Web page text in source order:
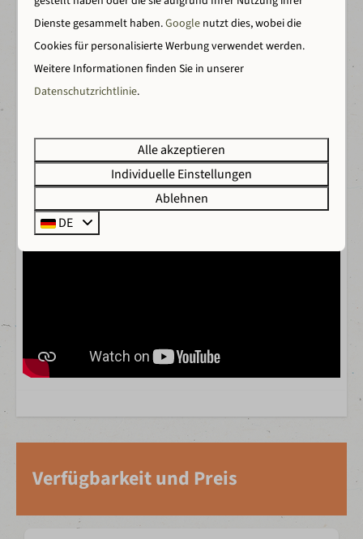
Bogenschießen
Kletterwald
Alpakas füttern
Schwimmen im Freizeitsee
Entdecke die Grafschaft
Historische Städtchen, Burgen und Wanderwege ganz
Entdecken Sie Wilsumer Berge
Verfügbarkeit und Preis
Dienste gesammelt haben.Google nutzt dies, wobei die
Cookies für personalisierte Werbung verwendet werden.
Weitere Informationen finden Sie in unserer
Datenschutzrichtlinie.
Alle akzeptieren
Individuelle Einstellungen
Ablehnen
DE